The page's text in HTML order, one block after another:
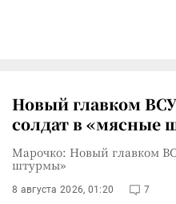
Новый главком
солдат в «мясные
Марочко: Новый главком
штурмы»
8 августа 2026, 01:20 7